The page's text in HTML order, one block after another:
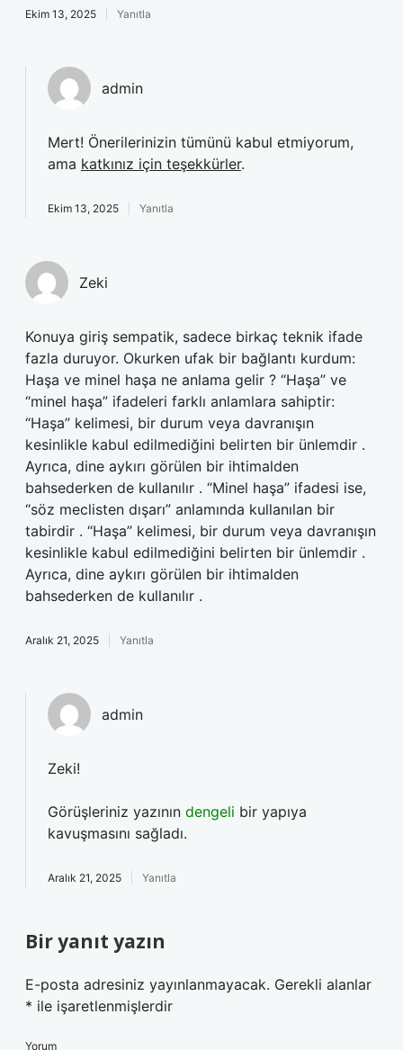
Ekim 13, 2025 Yanıtla
admin
Mert! Önerilerinizin tümünü kabul etmiyorum,
ama katkınız için teşekkürler.
Ekim 13, 2025 Yanıtla
Zeki
Konuya giriş sempatik, sadece birkaç teknik ifade
fazla duruyor. Okurken ufak bir bağlantı kurdum:
Haşa ve minel haşa ne anlama gelir ? “Haşa” ve
“minel haşa” ifadeleri farklı anlamlara sahiptir:
“Haşa” kelimesi, bir durum veya davranışın
kesinlikle kabul edilmediğini belirten bir ünlemdir .
Ayrıca, dine aykırı görülen bir ihtimalden
bahsederken de kullanılır . “Minel haşa” ifadesi ise,
“söz meclisten dışarı” anlamında kullanılan bir
tabirdir . “Haşa” kelimesi, bir durum veya davranışın
kesinlikle kabul edilmediğini belirten bir ünlemdir .
Ayrıca, dine aykırı görülen bir ihtimalden
bahsederken de kullanılır .
Aralık 21, 2025 Yanıtla
admin
Zeki!
Görüşleriniz yazının dengeli bir yapıya
kavuşmasını sağladı.
Aralık 21, 2025 Yanıtla
Bir yanıt yazın
E-posta adresiniz yayınlanmayacak. Gerekli alanlar
* ile işaretlenmişlerdir
Yorum